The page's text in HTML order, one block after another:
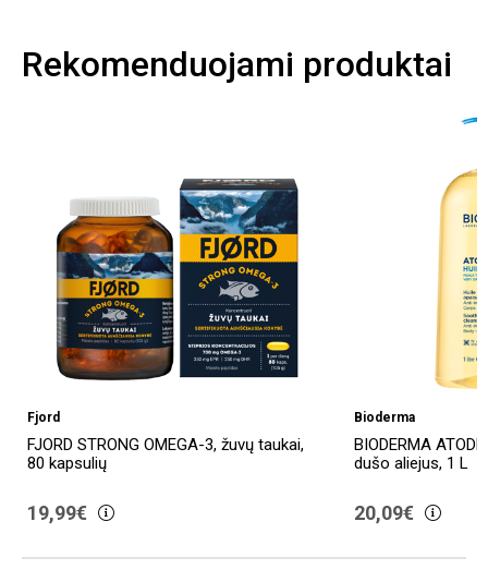
Rekomenduojami produktai
Fjord
FJORD STRONG OMEGA-3, žuvų taukai,
80 kapsulių
19,99€
Bioderma
BIODERMA
dušo aliejus, 1 L
20,09€